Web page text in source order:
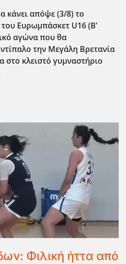
κάνει απόψε (3/8) το
του Ευρωμπάσκετ U16 (B’
αγώνα που θα
την Μεγάλη Βρετανία
στο κλειστό γυμναστήριο
Φιλική ήττα από